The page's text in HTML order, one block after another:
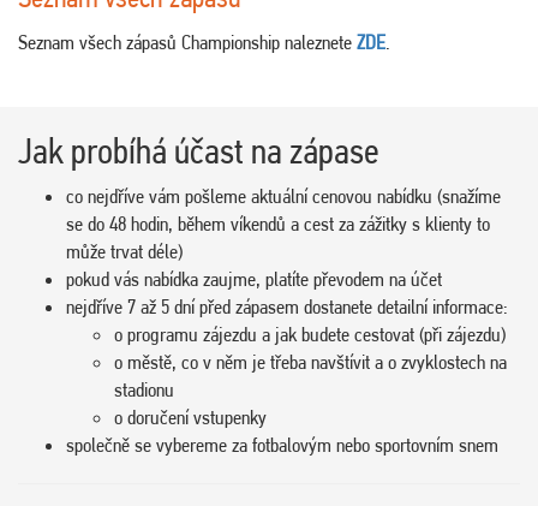
Seznam všech zápasů Championship naleznete ZDE.
Jak probíhá účast na zápase
co nejdříve vám pošleme aktuální cenovou nabídku (snažíme
se do 48 hodin, během víkendů a cest za zážitky s klienty to
může trvat déle)
pokud vás nabídka zaujme, platíte převodem na účet
nejdříve 7 až 5 dní před zápasem dostanete detailní informace:
o programu zájezdu a jak budete cestovat (při zájezdu)
o městě, co v něm je třeba navštívit a o zvyklostech na
stadionu
o doručení vstupenky
společně se vybereme za fotbalovým nebo sportovním snem